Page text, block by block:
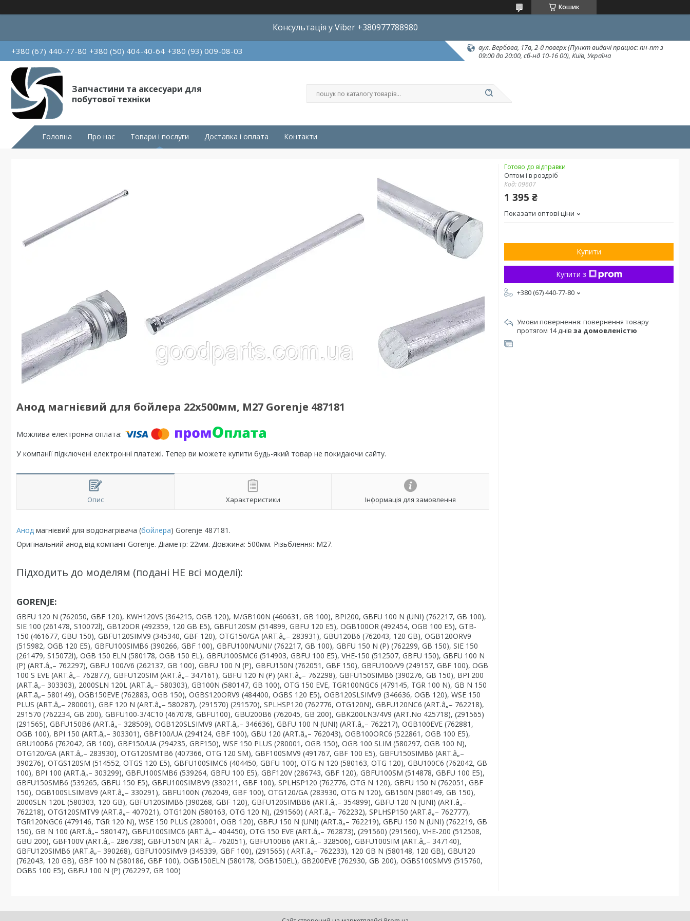
Кошик
Консультація у Viber +380977788980
+380 (67) 440-77-80 +380 (50) 404-40-64 +380 (93) 009-08-03
вул. Вербова, 17в, 2-й поверх (Пункт видачі працює: пн-пт з
09:00 до 20:00, сб-нд 10-16 00), Київ, Україна
Запчастини та аксесуари для
побутової техніки
Головна Про нас Товари і послуги Доставка і оплата Контакти
Анод магнієвий для бойлера 22х500мм, M27 Gorenje 487181
У компанії підключені електронні платежі. Тепер ви можете купити будь-який товар не покидаючи сайту.
Опис Характеристики Інформація для замовлення
Анод магнієвий для водонагрівача (бойлера) Gorenje 487181.
Оригінальний анод від компанії Gorenje. Діаметр: 22мм. Довжина: 500мм. Різьблення: M27.
Підходить до моделям (подані НЕ всі моделі):
GORENJE:
GBFU 120 N (762050, GBF 120), KWH120VS (364215, OGB 120), M/GB100N (460631, GB 100), BPI200, GBFU 100 N (UNI) (762217, GB 100),
SIE 100 (261478, S10072l), GB120OR (492359, 120 GB E5), GBFU120SM (514899, GBFU 120 E5), OGB100OR (492454, OGB 100 E5), GTB-
150 (461677, GBU 150), GBFU120SIMV9 (345340, GBF 120), OTG150/GA (ART.â„– 283931), GBU120B6 (762043, 120 GB), OGB120ORV9
(515982, OGB 120 E5), GBFU100SIMB6 (390266, GBF 100), GBFU100N/UNI/ (762217, GB 100), GBFU 150 N (P) (762299, GB 150), SIE 150
(261479, S15072l), OGB 150 ELN (580178, OGB 150 EL), GBFU100SMC6 (514903, GBFU 100 E5), VHE-150 (512507, GBFU 150), GBFU 100 N
(P) (ART.â„– 762297), GBFU 100/V6 (262137, GB 100), GBFU 100 N (P), GBFU150N (762051, GBF 150), GBFU100/V9 (249157, GBF 100), OGB
100 S EVE (ART.â„– 762877), GBFU120SIM (ART.â„– 347161), GBFU 120 N (P) (ART.â„– 762298), GBFU150SIMB6 (390276, GB 150), BPI 200
(ART.â„– 303303), 2000SLN 120L (ART.â„– 580303), GB100N (580147, GB 100), OTG 150 EVE, TGR100NGC6 (479145, TGR 100 N), GB N 150
(ART.â„– 580149), OGB150EVE (762883, OGB 150), OGBS120ORV9 (484400, OGBS 120 E5), OGB120SLSIMV9 (346636, OGB 120), WSE 150
PLUS (ART.â„– 280001), GBF 120 N (ART.â„– 580287), (291570) (291570), SPLHSP120 (762776, OTG120N), GBFU120NC6 (ART.â„– 762218),
291570 (762234, GB 200), GBFU100-3/4C10 (467078, GBFU100), GBU200B6 (762045, GB 200), GBK200LN3/4V9 (ART.No 425718), (291565)
(291565), GBFU150B6 (ART.â„– 328509), OGB120SLSIMV9 (ART.â„– 346636), GBFU 100 N (UNI) (ART.â„– 762217), OGB100EVE (762881,
OGB 100), BPI 150 (ART.â„– 303301), GBF100/UA (294124, GBF 100), GBU 120 (ART.â„– 762043), OGB100ORC6 (522861, OGB 100 E5),
GBU100B6 (762042, GB 100), GBF150/UA (294235, GBF150), WSE 150 PLUS (280001, OGB 150), OGB 100 SLIM (580297, OGB 100 N),
OTG120/GA (ART.â„– 283930), OTG120SMTB6 (407366, OTG 120 SM), GBF100SMV9 (491767, GBF 100 E5), GBFU150SIMB6 (ART.â„–
390276), OTGS120SM (514552, OTGS 120 E5), GBFU100SIMC6 (404450, GBFU 100), OTG N 120 (580163, OTG 120), GBU100C6 (762042, GB
100), BPI 100 (ART.â„– 303299), GBFU100SMB6 (539264, GBFU 100 E5), GBF120V (286743, GBF 120), GBFU100SM (514878, GBFU 100 E5),
GBFU150SMB6 (539265, GBFU 150 E5), GBFU100SIMBV9 (330211, GBF 100), SPLHSP120 (762776, OTG N 120), GBFU 150 N (762051, GBF
150), OGB100SLSIMBV9 (ART.â„– 330291), GBFU100N (762049, GBF 100), OTG120/GA (283930, OTG N 120), GB150N (580149, GB 150),
2000SLN 120L (580303, 120 GB), GBFU120SIMB6 (390268, GBF 120), GBFU120SIMBB6 (ART.â„– 354899), GBFU 120 N (UNI) (ART.â„–
762218), OTG120SMTV9 (ART.â„– 407021), OTG120N (580163, OTG 120 N), (291560) ( ART.â„– 762232), SPLHSP150 (ART.â„– 762777),
TGR120NGC6 (479146, TGR 120 N), WSE 150 PLUS (280001, OGB 120), GBFU 150 N (UNI) (ART.â„– 762219), GBFU 150 N (UNI) (762219, GB
150), GB N 100 (ART.â„– 580147), GBFU100SIMC6 (ART.â„– 404450), OTG 150 EVE (ART.â„– 762873), (291560) (291560), VHE-200 (512508,
GBU 200), GBF100V (ART.â„– 286738), GBFU150N (ART.â„– 762051), GBFU100B6 (ART.â„– 328506), GBFU100SIM (ART.â„– 347140),
GBFU120SIMB6 (ART.â„– 390268), GBFU100SIMV9 (345339, GBF 100), (291565) ( ART.â„– 762233), 120 GB N (580148, 120 GB), GBU120
(762043, 120 GB), GBF 100 N (580186, GBF 100), OGB150ELN (580178, OGB150EL), GB200EVE (762930, GB 200), OGBS100SMV9 (515760,
OGBS 100 E5), GBFU 100 N (P) (762297, GB 100)
Готово до відправки
Оптом і в роздріб
Код: 09607
1 395 ₴
Показати оптові ціни
Купити
Купити з
+380 (67) 440-77-80
повернення товару
протягом 14 днів за домовленістю